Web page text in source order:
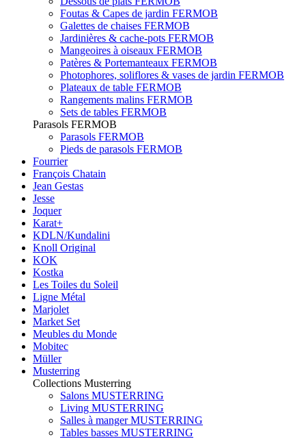
Foutas & Capes de jardin FERMOB
Galettes de chaises FERMOB
Jardinières & cache-pots FERMOB
Mangeoires à oiseaux FERMOB
Patères & Portemanteaux FERMOB
Photophores, soliflores & vases de jardin FERMOB
Plateaux de table FERMOB
Rangements malins FERMOB
Sets de tables FERMOB
Parasols FERMOB
Parasols FERMOB
Pieds de parasols FERMOB
Fourrier
François Chatain
Jean Gestas
Jesse
Joquer
Karat+
KDLN/Kundalini
Knoll Original
KOK
Kostka
Les Toiles du Soleil
Ligne Métal
Marjolet
Market Set
Meubles du Monde
Mobitec
Müller
Musterring
Collections Musterring
Salons MUSTERRING
Living MUSTERRING
Salles à manger MUSTERRING
Tables basses MUSTERRING